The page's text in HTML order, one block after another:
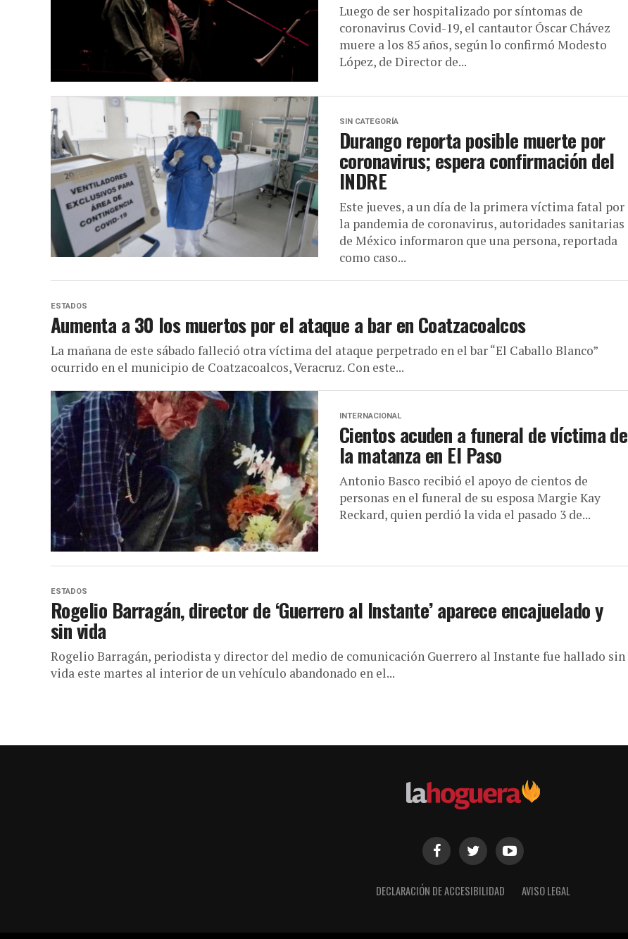
Luego de ser hospitalizado por síntomas de
coronavirus Covid-19, el cantautor Óscar Chávez
muere a los 85 años, según lo confirmó Modesto
López, de Director de...
SIN CATEGORÍA
Durango reporta posible muerte por
coronavirus; espera confirmación del
INDRE
Este jueves, a un día de la primera víctima fatal por
la pandemia de coronavirus, autoridades sanitarias
de México informaron que una persona, reportada
como caso...
ESTADOS
Aumenta a 30 los muertos por el ataque a bar en Coatzacoalcos
La mañana de este sábado falleció otra víctima del ataque perpetrado en el bar “El Caballo Blanco”
ocurrido en el municipio de Coatzacoalcos, Veracruz. Con este...
INTERNACIONAL
Cientos acuden a funeral de víctima de
la matanza en El Paso
Antonio Basco recibió el apoyo de cientos de
personas en el funeral de su esposa Margie Kay
Reckard, quien perdió la vida el pasado 3 de...
ESTADOS
Rogelio Barragán, director de ‘Guerrero al Instante’ aparece encajuelado y
sin vida
Rogelio Barragán, periodista y director del medio de comunicación Guerrero al Instante fue hallado sin
vida este martes al interior de un vehículo abandonado en el...
DECLARACIÓN DE ACCESIBILIDAD AVISO LEGAL